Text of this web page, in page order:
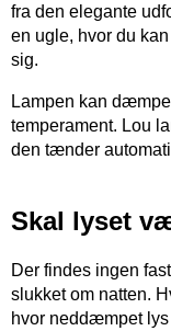
fra den elegante
en ugle, hvor du
sig.
Lampen kan
temperament. Lou
den tænder
Skal lyset
Der findes ingen
slukket om natten.
hvor neddæmpet